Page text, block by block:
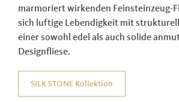
marmoriert wirkenden Feinsteinzeug-
sich luftige Lebendigkeit mit
einer sowohl edel als auch solide
Designfliese.
SILK STONE Kollektion